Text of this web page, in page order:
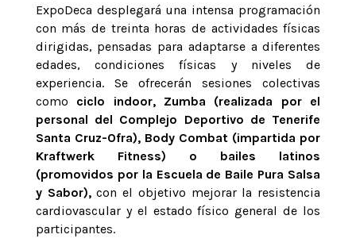
ExpoDeca desplegará una intensa programación
con más de treinta horas de actividades físicas
dirigidas, pensadas para adaptarse a diferentes
edades, condiciones físicas y niveles de
experiencia. Se ofrecerán sesiones colectivas
como ciclo indoor, Zumba (realizada por el
personal del Complejo Deportivo de Tenerife
Santa Cruz-Ofra), Body Combat (impartida por
Kraftwerk Fitness) o bailes latinos
(promovidos por la Escuela de Baile Pura Salsa
y Sabor),con el objetivo mejorar la resistencia
cardiovascular y el estado físico general de los
participantes.